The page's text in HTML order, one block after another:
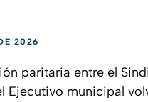
2026
paritaria entre el
Ejecutivo municipal